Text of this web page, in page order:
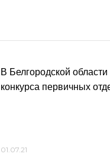
В Белгородской
конкурса первичных
01.07.21